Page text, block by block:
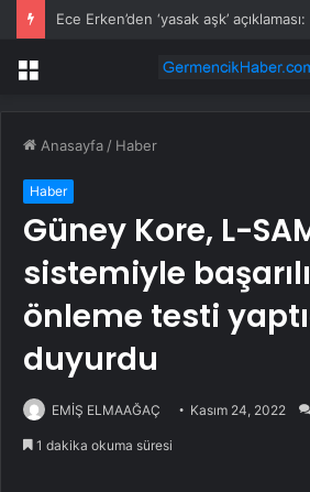
Menü
Anasayfa / Haber
Haber
Güney Kore, L-
sistemiyle
önleme testi
duyurdu
EMİŞ ELMAAĞAÇ Kasım 24, 2022
1 dakika okuma süresi